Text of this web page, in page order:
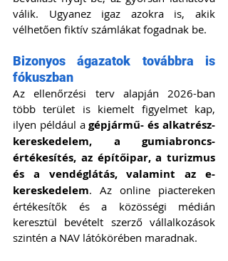
válik. Ugyanez igaz azokra is, akik
vélhetően fiktív számlákat fogadnak be.
Bizonyos ágazatok továbbra is
fókuszban
Az ellenőrzési terv alapján 2026-ban
több terület is kiemelt figyelmet kap,
ilyen például a gépjármű- és alkatrész-
kereskedelem, a gumiabroncs-
értékesítés, az építőipar, a turizmus
és a vendéglátás, valamint az e-
kereskedelem. Az online piactereken
értékesítők és a közösségi médián
keresztül bevételt szerző vállalkozások
szintén a NAV látókörében maradnak.